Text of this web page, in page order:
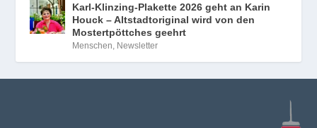
Karl-Klinzing-Plakette 2026 geht an Karin
Houck – Altstadtoriginal wird von den
Mostertpöttches geehrt
Menschen Newsletter